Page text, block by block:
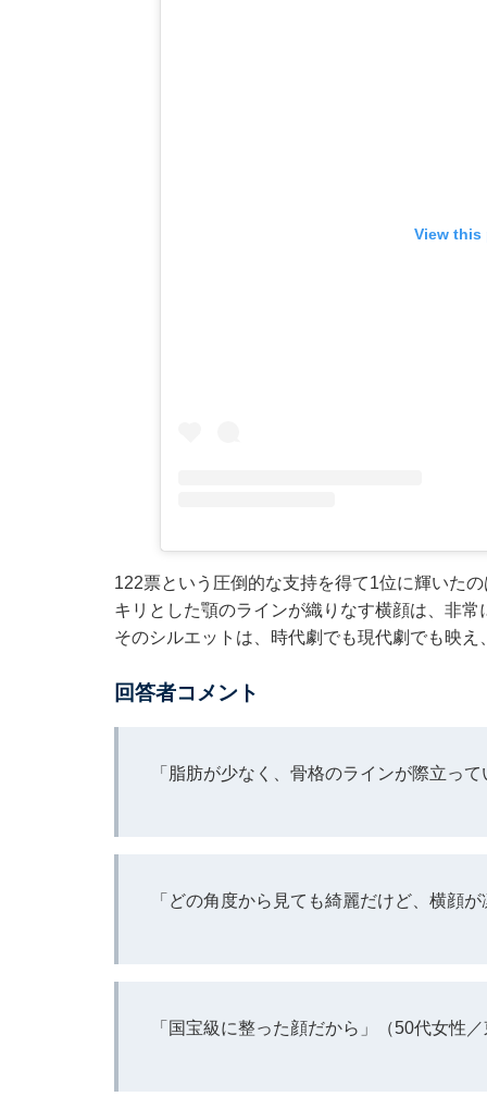
View this
122票という圧倒的な支持を得て1位に輝いた
キリとした顎のラインが織りなす横顔は、非
そのシルエットは、時代劇でも現代劇でも映え
回答者コメント
「脂肪が少なく、骨格のラインが際立っ
「どの角度から見ても綺麗だけど、横顔
「国宝級に整った顔だから」（50代女性／